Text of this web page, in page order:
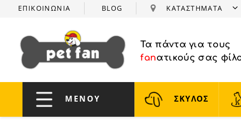
ΕΠΙΚΟΙΝΩΝΙΑ BLOG ΚΑΤΑΣΤΗΜΑΤΑ
Τα πάντα για τους
fanατικούς σας
ΜΕΝΟΥ ΣΚΥΛΟΣ